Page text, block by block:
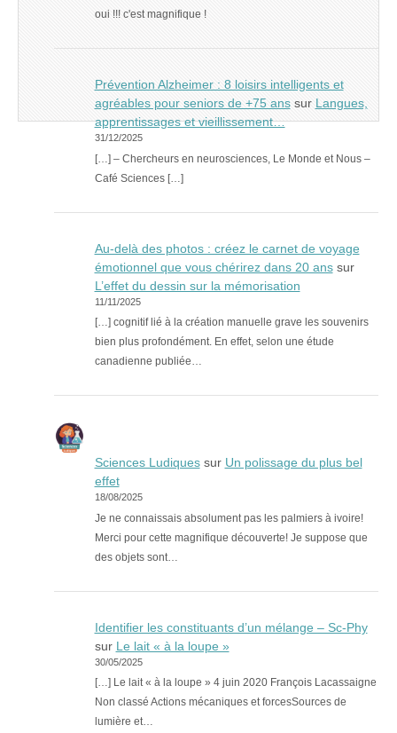
oui !!! c'est magnifique !
Prévention Alzheimer : 8 loisirs intelligents et
agréables pour seniors de +75 anssur Langues,
apprentissages et vieillissement…
31/12/2025
[…] – Chercheurs en neurosciences, Le Monde et Nous –
Café Sciences […]
Au-delà des photos : créez le carnet de voyage
émotionnel que vous chérirez dans 20 anssur
L’effet du dessin sur la mémorisation
11/11/2025
[…] cognitif lié à la création manuelle grave les souvenirs
bien plus profondément. En effet, selon une étude
canadienne publiée…
Sciences Ludiquessur Un polissage du plus bel
effet
18/08/2025
Je ne connaissais absolument pas les palmiers à ivoire!
Merci pour cette magnifique découverte! Je suppose que
des objets sont…
Identifier les constituants d’un mélange – Sc-Phy
sur Le lait « à la loupe »
30/05/2025
[…] Le lait « à la loupe » 4 juin 2020 François Lacassaigne
Non classé Actions mécaniques et forcesSources de
lumière et…